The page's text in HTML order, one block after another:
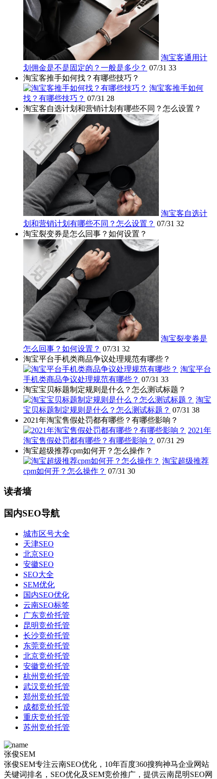
淘宝客通用计
划佣金是不是固定的？一般是多少？ 07/31 33
淘宝客推手如何找？有哪些技巧？
淘宝客推手如何
找？有哪些技巧？ 07/31 28
淘宝客自选计划和营销计划有哪些不同？怎么设置？
淘宝客自选计
划和营销计划有哪些不同？怎么设置？ 07/31 32
淘宝裂变券是怎么回事？如何设置？
淘宝裂变券是
怎么回事？如何设置？ 07/31 32
淘宝平台手机类商品争议处理规范有哪些？
淘宝平台
手机类商品争议处理规范有哪些？ 07/31 33
淘宝宝贝标题制定规则是什么？怎么测试标题？
淘宝
宝贝标题制定规则是什么？怎么测试标题？ 07/31 38
2021年淘宝售假处罚都有哪些？有哪些影响？
2021年
淘宝售假处罚都有哪些？有哪些影响？ 07/31 29
淘宝超级推荐cpm如何开？怎么操作？
淘宝超级推荐
cpm如何开？怎么操作？ 07/31 30
读者墙
国内SEO导航
城市区号大全
天津SEO
北京SEO
安徽SEO
SEO大全
SEM优化
国内SEO优化
云南SEO标签
广东竞价托管
昆明竞价托管
长沙竞价托管
东莞竞价托管
北京竞价托管
安徽竞价托管
杭州竞价托管
武汉竞价托管
郑州竞价托管
成都竞价托管
重庆竞价托管
苏州竞价托管
张俊SEM
张俊SEM专注云南SEO优化，10年百度360搜狗神马企业网站
关键词排名，SEO优化及SEM竞价推广，提供云南昆明SEO网